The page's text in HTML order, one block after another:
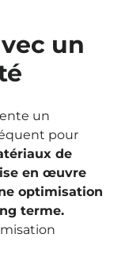
un
un
pour
de
en œuvre
optimisation
terme.